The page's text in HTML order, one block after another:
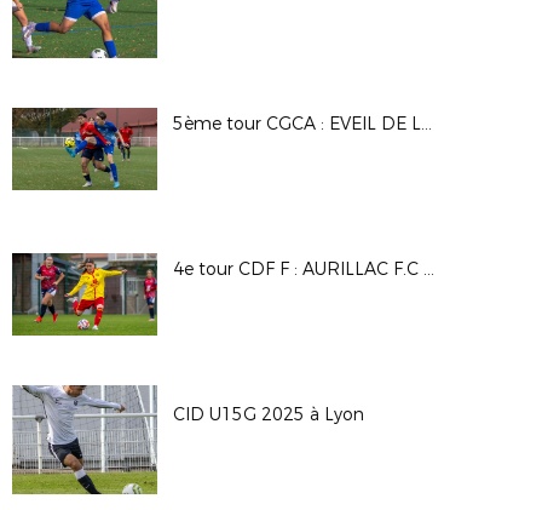
5ème tour CGCA : EVEIL DE LYON - DAVEZIEUX VIDALON
4e tour CDF F : AURILLAC F.C - A.S SAINT PRIEST
CID U15G 2025 à Lyon